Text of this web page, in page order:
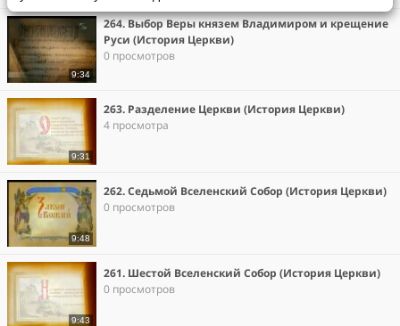
9:34
264. Выбор Веры князем Владимиром и крещение
Руси (История Церкви)
0 просмотров
9:31
263. Разделение Церкви (История Церкви)
4 просмотра
9:48
262. Седьмой Вселенский Собор (История Церкви)
0 просмотров
9:43
261. Шестой Вселенский Собор (История Церкви)
0 просмотров